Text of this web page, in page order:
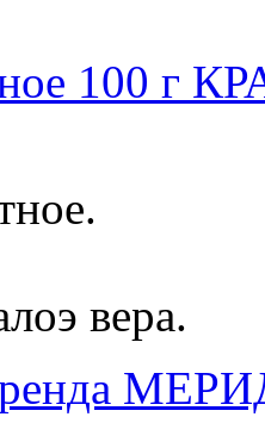
100 г
вера.